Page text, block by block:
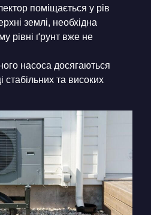
поміщається у рів
землі, необхідна
рівні ґрунт вже не
насоса досягаються
стабільних та високих